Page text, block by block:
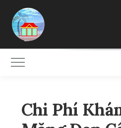
content
Toggle Main Menu
Chi Phí